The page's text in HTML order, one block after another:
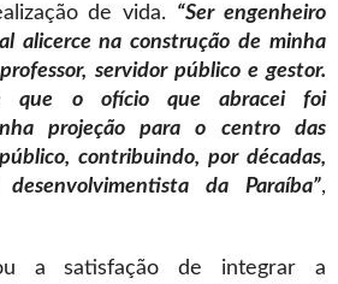
de vida. “Ser engenheiro
alicerce na construção de minha
servidor público e gestor.
que o ofício que abracei foi
projeção para o centro das
contribuindo, por décadas,
da Paraíba”,
a satisfação de integrar a